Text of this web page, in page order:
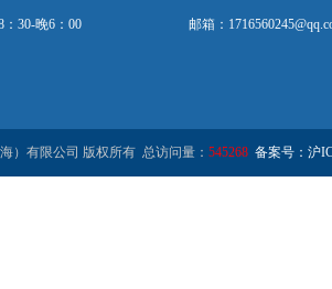
30-晚6：00 邮箱：
）有限公司 版权所有 总访问量： 545268 备案号：沪